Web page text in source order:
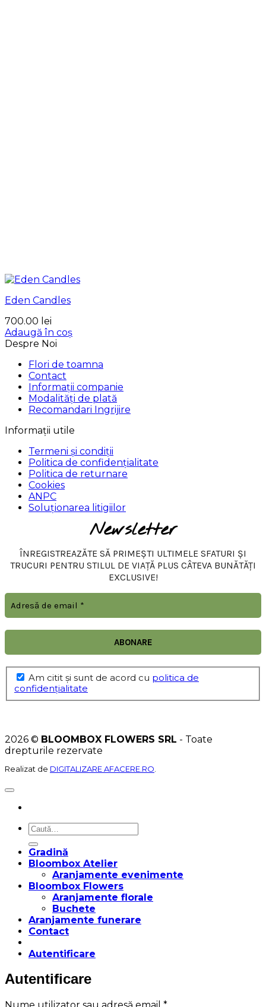
Eden Candles
700.00 lei
Adaugă în coș
Despre Noi
Flori de toamna
Contact
Informații companie
Modalități de plată
Recomandari Ingrijire
Informații utile
Termeni și condiții
Politica de confidențialitate
Politica de returnare
Cookies
ANPC
Soluționarea litigiilor
Newsletter
ÎNREGISTREAZĂTE SĂ PRIMEȘTI ULTIMELE SFATURI ȘI
TRUCURI PENTRU STILUL DE VIAȚĂ PLUS CÂTEVA BUNĂTĂȚI
EXCLUSIVE!
Am citit şi sunt de acord cu politica de
confidențialitate
2026 © BLOOMBOX FLOWERS SRL - Toate
drepturile rezervate
Realizat de DIGITALIZARE AFACERE.RO
Caută
după:
Gradină
Bloombox Atelier
Aranjamente evenimente
Bloombox Flowers
Aranjamente florale
Buchete
Aranjamente funerare
Contact
Autentificare
Autentificare
Obligatoriu